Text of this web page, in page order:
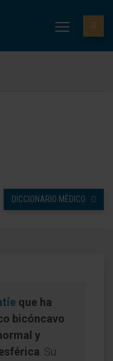
DICCIONARIO MÉDICO
que ha
bicóncavo
y
. Su